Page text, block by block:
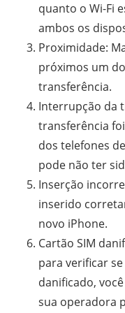
quanto o Wi-Fi
ambos os
Proximidade:
próximos um
transferência.
Interrupção da
transferência
dos telefones
pode não ter
Inserção
inserido
novo iPhone.
Cartão SIM
para verificar
danificado,
sua operadora